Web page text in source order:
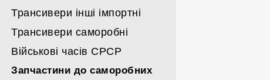
Кабелі/щогли/поворотні
Трансивери інші імпортні
Трансивери саморобні
Військові часів СРСР
Запчастини до саморобних